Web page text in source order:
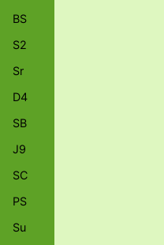
BS
S2
Sr
D4
SB
J9
SC
PS
Su